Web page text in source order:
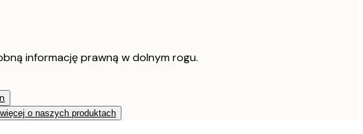
informację prawną w dolnym rogu.
o naszych produktach